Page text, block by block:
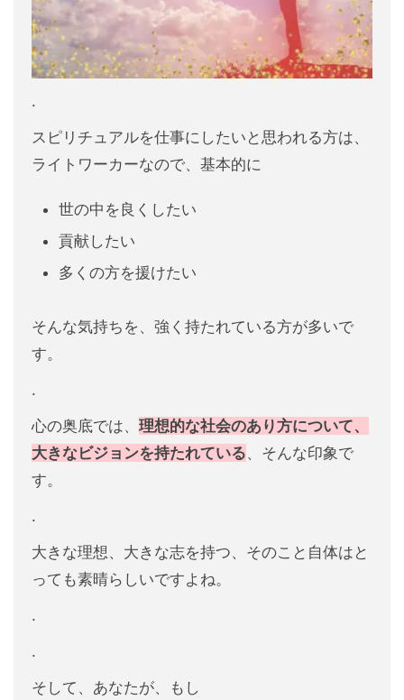
.
スピリチュアルを仕事にしたいと思われる方は、
ライトワーカーなので、基本的に
世の中を良くしたい
貢献したい
多くの方を援けたい
そんな気持ちを、強く持たれている方が多いで
す。
.
心の奥底では、 理想的な社会のあり方について、
大きなビジョンを持たれている、そんな印象で
す。
.
大きな理想、大きな志を持つ、そのこと自体はと
っても素晴らしいですよね。
.
.
そして、あなたが、もし